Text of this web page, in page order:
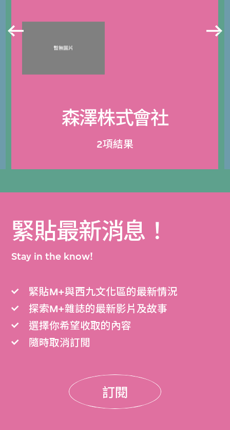
森澤株式會社
2項結果
緊貼最新消息！
Stay in the know!
緊貼M+與西九文化區的最新情況
探索M+雜誌的最新影片及故事
選擇你希望收取的內容
隨時取消訂閲
訂閱